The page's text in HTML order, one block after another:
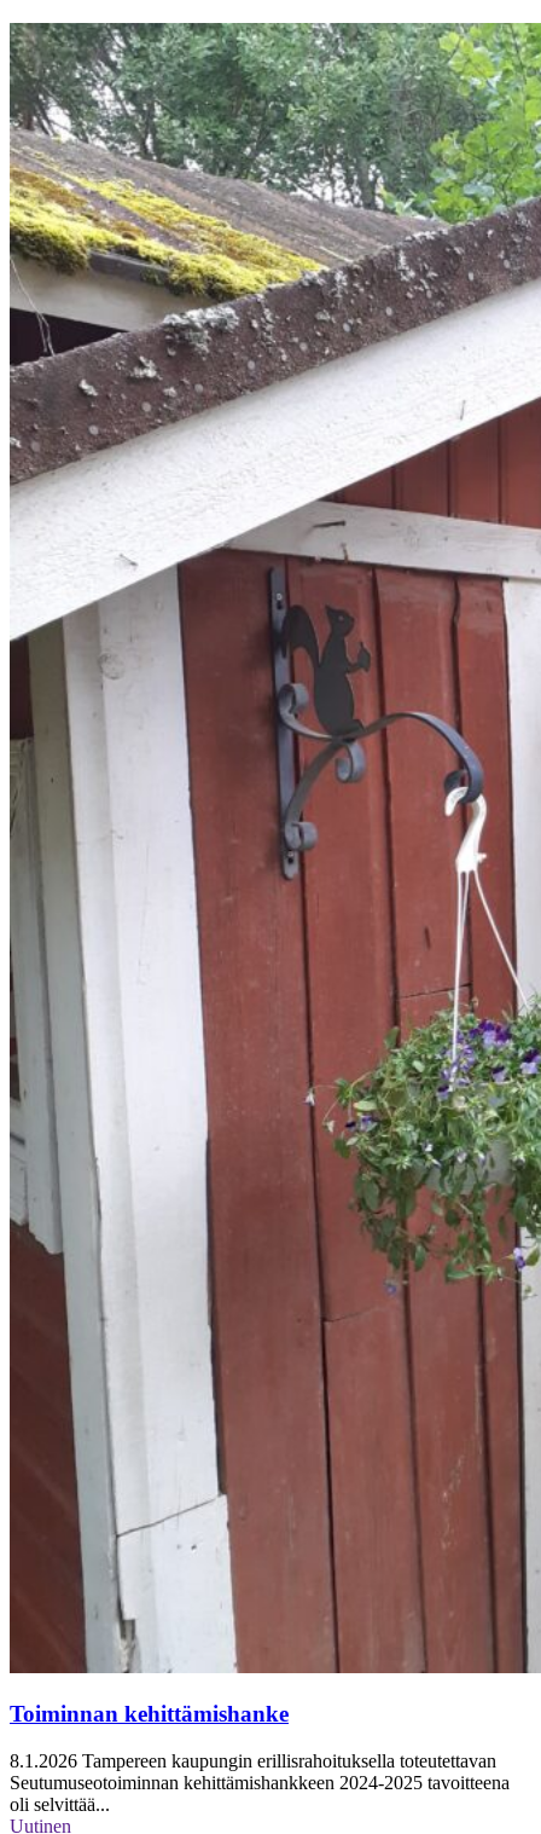
Toiminnan kehittämishanke
8.1.2026 Tampereen kaupungin erillisrahoituksella toteutettavan
Seutumuseotoiminnan kehittämishankkeen 2024-2025 tavoitteena
oli selvittää...
Uutinen